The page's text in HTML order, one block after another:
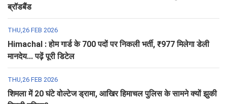
ब्रॉडबैंड
THU,26 FEB 2026
Himachal : होम गार्ड के 700 पदों पर निकली भर्ती, ₹977 मिलेगा डेली
मानदेय... पढ़ें पूरी डिटेल
THU,26 FEB 2026
शिमला में 20 घंटे वोल्टेज ड्रामा, आखिर हिमाचल पुलिस के सामने क्यों झुकी